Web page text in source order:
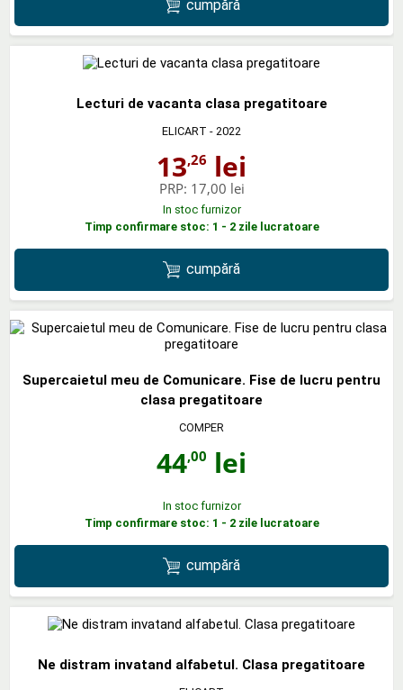
cumpără
Lecturi de vacanta clasa pregatitoare
ELICART - 2022
13,26 lei
PRP: 17,00 lei
In stoc furnizor
Timp confirmare stoc: 1 - 2 zile lucratoare
cumpără
Supercaietul meu de Comunicare. Fise de lucru pentru
clasa pregatitoare
COMPER
44,00 lei
In stoc furnizor
Timp confirmare stoc: 1 - 2 zile lucratoare
cumpără
Ne distram invatand alfabetul. Clasa pregatitoare